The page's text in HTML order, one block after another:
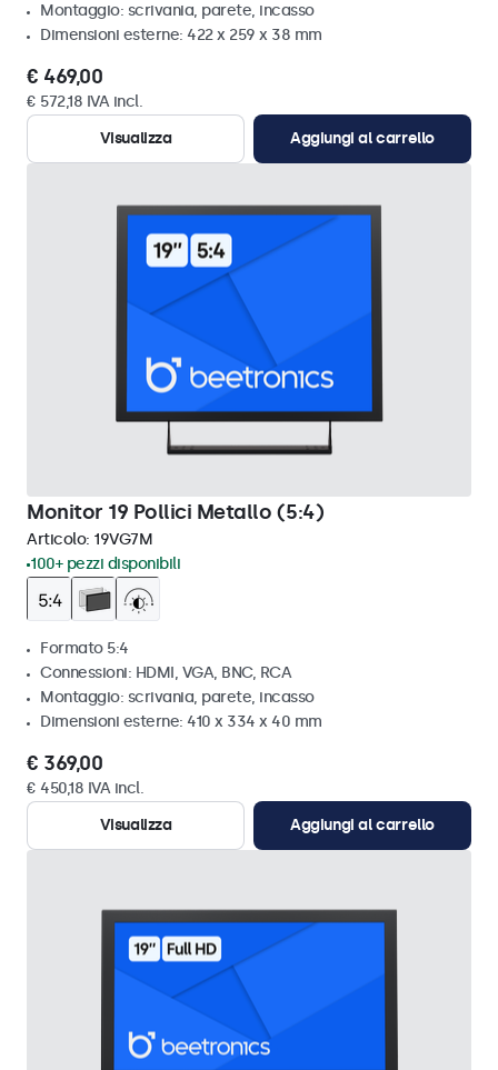
Montaggio: scrivania, parete, incasso
Dimensioni esterne: 422 x 259 x 38 mm
€ 469,00
€ 572,18 IVA incl.
Visualizza
Aggiungi al carrello
Monitor 19 Pollici Metallo (5:4)
Articolo: 19VG7M
100+ pezzi disponibili
Formato 5:4
Connessioni: HDMI, VGA, BNC, RCA
Montaggio: scrivania, parete, incasso
Dimensioni esterne: 410 x 334 x 40 mm
€ 369,00
€ 450,18 IVA incl.
Visualizza
Aggiungi al carrello